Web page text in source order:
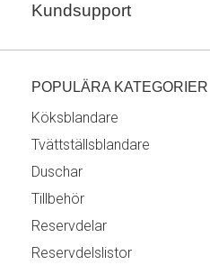
Kundsupport
POPULÄRA KATEGORIER
Köksblandare
Tvättställsblandare
Duschar
Tillbehör
Reservdelar
Reservdelslistor